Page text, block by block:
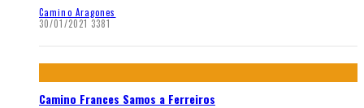
Camino Aragones
30/01/2021 3381
Camino Frances Samos a Ferreiros